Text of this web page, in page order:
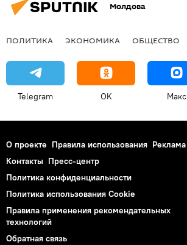
Молдова
ПОЛИТИКА ЭКОНОМИКА ОБЩЕСТВО
Telegram OK Макс
О проекте Правила использования Реклама
Контакты Пресс-центр
Политика конфиденциальности
Политика использования Cookie
Правила применения рекомендательных
технологий
Обратная связь